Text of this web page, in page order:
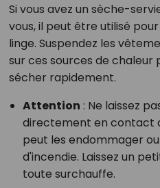
Si vous avez un sèche-
vous, il peut être utilisé
linge. Suspendez les
sur ces sources de chaleur
sécher rapidement.
Attention : Ne laissez
directement en contact
peut les endommager
d'incendie. Laissez un
toute surchauffe.